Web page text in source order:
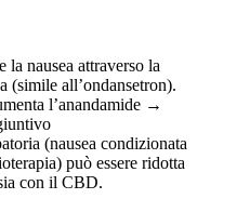
nausea attraverso la
(simile all’ondansetron).
l’anandamide →
(nausea condizionata
può essere ridotta
con il CBD.